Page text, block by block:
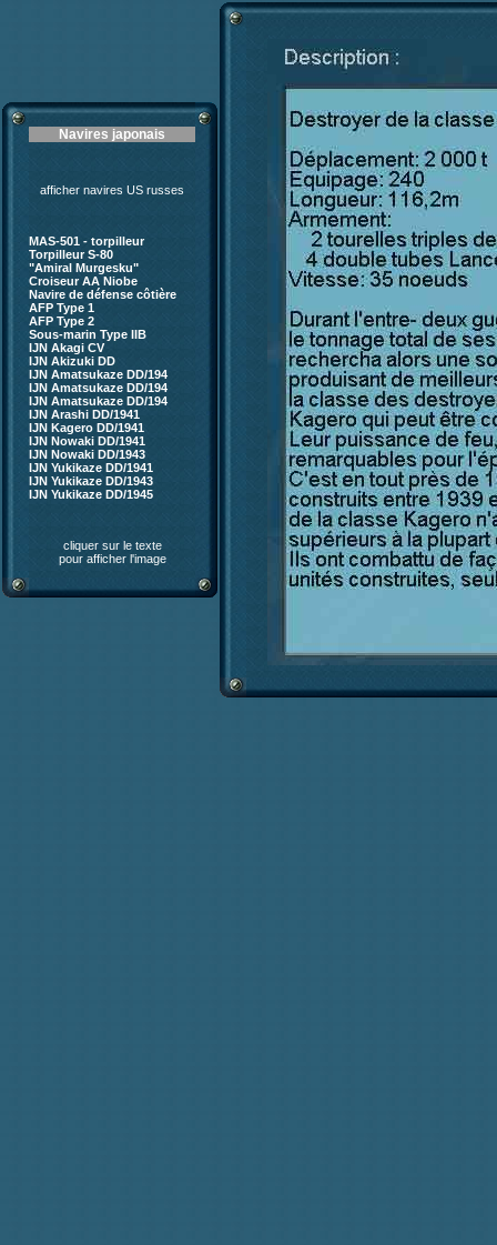
Navires japonais
afficher navires US russes
MAS-501 - torpilleur
Torpilleur S-80
"Amiral Murgesku"
Croiseur AA Niobe
Navire de défense côtière
AFP Type 1
AFP Type 2
Sous-marin Type IIB
IJN Akagi CV
IJN Akizuki DD
IJN Amatsukaze DD/194
IJN Amatsukaze DD/194
IJN Amatsukaze DD/194
IJN Arashi DD/1941
IJN Kagero DD/1941
IJN Nowaki DD/1941
IJN Nowaki DD/1943
IJN Yukikaze DD/1941
IJN Yukikaze DD/1943
IJN Yukikaze DD/1945
cliquer sur le texte
pour afficher l'image